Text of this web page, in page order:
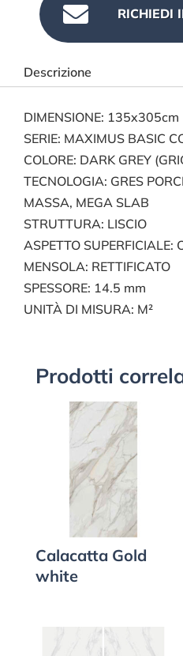
 RICHIEDI
Descrizione
DIMENSIONE: 135x305cm
SERIE: MAXIMUS BASIC
COLORE: DARK GREY
TECNOLOGIA: GRES
MASSA, MEGA SLAB
STRUTTURA: LISCIO
ASPETTO SUPERFICIALE:
MENSOLA: RETTIFICATO
SPESSORE: 14.5 mm
UNITÀ DI MISURA: M²
Prodotti
Calacatta Gold
white